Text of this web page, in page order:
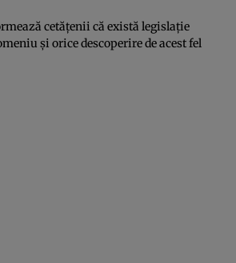
cetățenii că există legislație
și orice descoperire de acest fel